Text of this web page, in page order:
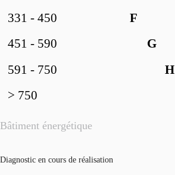
Bâtiment énergétique
F
331 - 450
G
451 - 590
H
591 - 750
> 750
Diagnostic en cours de réalisation